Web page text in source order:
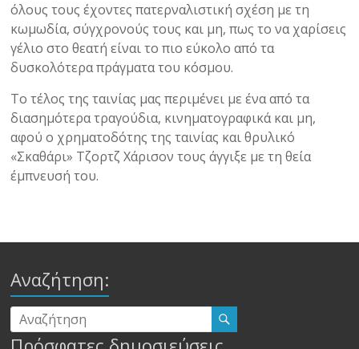
όλους τους έχοντες πατερναλιστική σχέση με τη
κωμωδία, σύγχρονούς τους και μη, πως το να χαρίσεις
γέλιο στο θεατή είναι το πιο εύκολο από τα
δυσκολότερα πράγματα του κόσμου.
Το τέλος της ταινίας μας περιμένει με ένα από τα
διασημότερα τραγούδια, κινηματογραφικά και μη,
αφού ο χρηματοδότης της ταινίας και θρυλικό
«Σκαθάρι» Τζορτζ Χάρισον τους άγγιξε με τη θεία
έμπνευσή του.
Αναζήτηση: